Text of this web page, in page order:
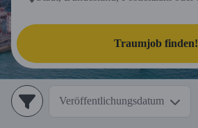
Traumjob finden!
Veröffentlichungsdatum